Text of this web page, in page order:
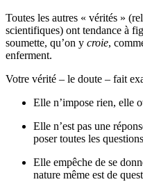
Toutes les autres « vérités »
scientifiques) ont tendance à
soumette, qu’on y croie,
enferment.
Votre vérité – le doute – fait
Elle n’impose rien, elle
Elle n’est pas une
poser toutes les
Elle empêche de se
nature même est de